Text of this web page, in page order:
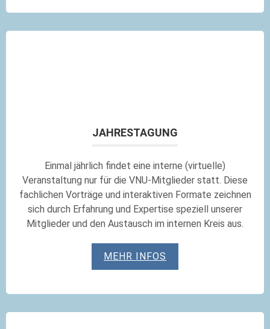
JAHRESTAGUNG
Einmal jährlich findet eine interne (virtuelle)
Veranstaltung nur für die VNU-Mitglieder statt. Diese
fachlichen Vorträge und interaktiven Formate zeichnen
sich durch Erfahrung und Expertise speziell unserer
Mitglieder und den Austausch im internen Kreis aus.
MEHR INFOS